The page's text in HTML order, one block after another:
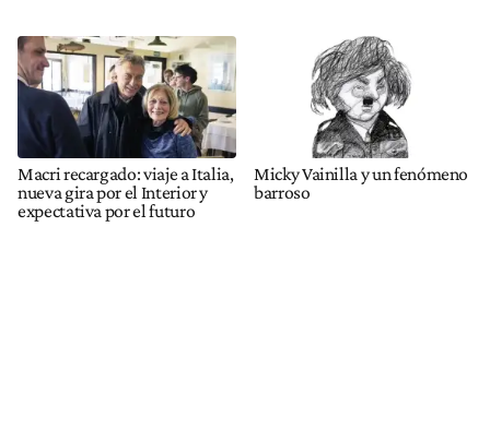
Macri recargado: viaje a Italia,
nueva gira por el Interior y
expectativa por el futuro
Micky Vainilla y un fenómeno
barroso